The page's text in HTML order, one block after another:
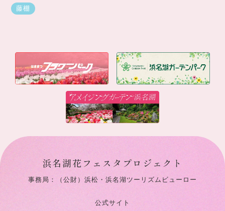
藤棚
浜名湖花フェスタプロジェクト
事務局：（公財）浜松・浜名湖ツーリズムビューロー
公式サイト